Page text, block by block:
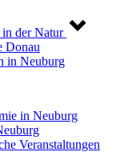
der Natur
Donau
in Neuburg
in Neuburg
Veranstaltungen